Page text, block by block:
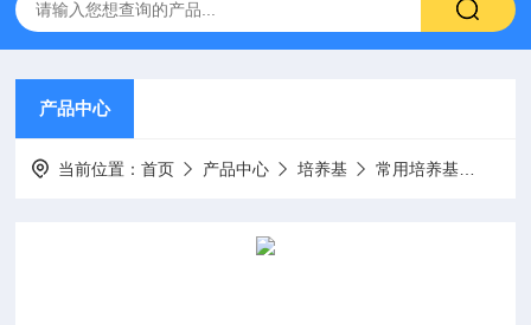
产品中心
当前位置：首页 产品中心 培养基 常用培养基